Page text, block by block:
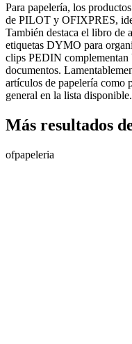
Para papelería, los
de PILOT y OFIXPRES,
También destaca el libro de
etiquetas DYMO para
clips PEDIN complementan
documentos.
artículos de papelería como
general en la lista disponible.
Más resultados
ofpapeleria